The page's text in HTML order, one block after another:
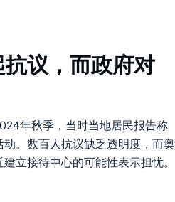
议，而政府对
年秋季，当时当地居民报告称
。数百人抗议缺乏透明度，而奥
立接待中心的可能性表示担忧。